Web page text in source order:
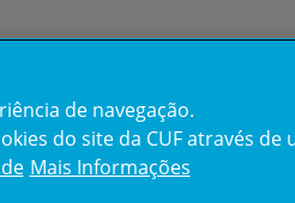
de navegação.
do site da CUF através
Mais Informações